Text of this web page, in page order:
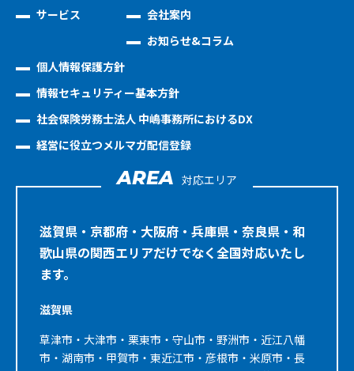
サービス
会社案内
お知らせ&コラム
個人情報保護方針
情報セキュリティー基本方針
社会保険労務士法人 中嶋事務所におけるDX
経営に役立つメルマガ配信登録
AREA 対応エリア
滋賀県・京都府・大阪府・兵庫県・奈良県・和
歌山県の関西エリアだけでなく全国対応いたし
ます。
滋賀県
草津市・大津市・栗東市・守山市・野洲市・近江八幡
市・湖南市・甲賀市・東近江市・彦根市・米原市・長